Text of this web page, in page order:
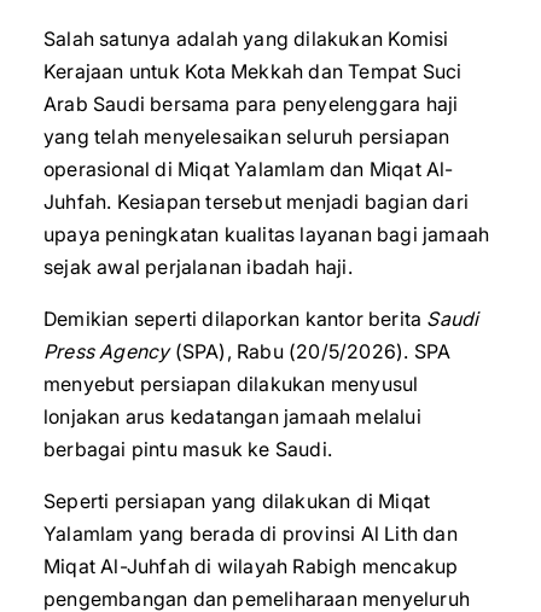
Salah satunya adalah yang dilakukan Komisi
Kerajaan untuk Kota Mekkah dan Tempat Suci
Arab Saudi bersama para penyelenggara haji
yang telah menyelesaikan seluruh persiapan
operasional di Miqat Yalamlam dan Miqat Al-
Juhfah. Kesiapan tersebut menjadi bagian dari
upaya peningkatan kualitas layanan bagi jamaah
sejak awal perjalanan ibadah haji.
Demikian seperti dilaporkan kantor berita Saudi
Press Agency(SPA), Rabu (20/5/2026). SPA
menyebut persiapan dilakukan menyusul
lonjakan arus kedatangan jamaah melalui
berbagai pintu masuk ke Saudi.
Seperti persiapan yang dilakukan di Miqat
Yalamlam yang berada di provinsi Al Lith dan
Miqat Al-Juhfah di wilayah Rabigh mencakup
pengembangan dan pemeliharaan menyeluruh